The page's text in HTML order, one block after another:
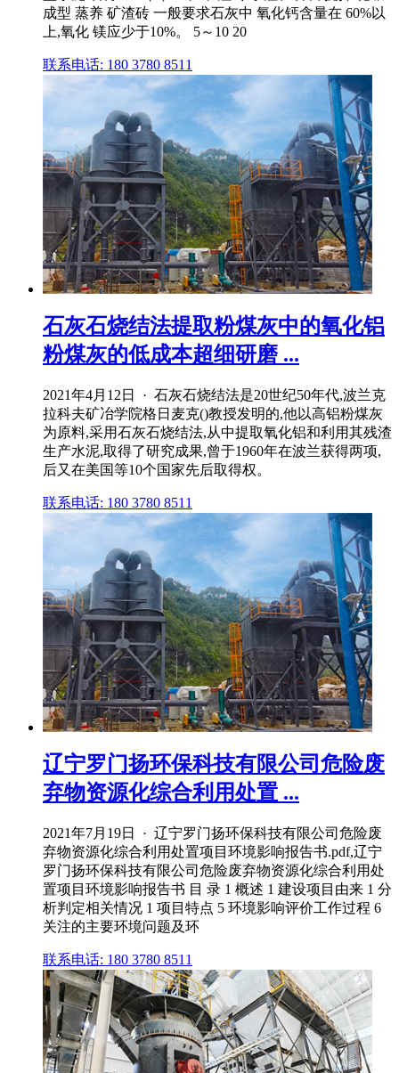
成型 蒸养 矿渣砖 一般要求石灰中 氧化钙含量在 60%以
上,氧化 镁应少于10%。 5～10 20
联系电话: 180 3780 8511
石灰石烧结法提取粉煤灰中的氧化铝
粉煤灰的低成本超细研磨 ...
2021年4月12日 · 石灰石烧结法是20世纪50年代,波兰克
拉科夫矿冶学院格日麦克()教授发明的,他以高铝粉煤灰
为原料,采用石灰石烧结法,从中提取氧化铝和利用其残渣
生产水泥,取得了研究成果,曾于1960年在波兰获得两项,
后又在美国等10个国家先后取得权。
联系电话: 180 3780 8511
辽宁罗门扬环保科技有限公司危险废
弃物资源化综合利用处置 ...
2021年7月19日 · 辽宁罗门扬环保科技有限公司危险废
弃物资源化综合利用处置项目环境影响报告书.pdf,辽宁
罗门扬环保科技有限公司危险废弃物资源化综合利用处
置项目环境影响报告书 目 录 1 概述 1 建设项目由来 1 分
析判定相关情况 1 项目特点 5 环境影响评价工作过程 6
关注的主要环境问题及环
联系电话: 180 3780 8511